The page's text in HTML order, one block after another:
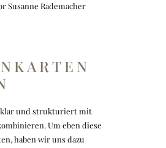
Susanne Rademacher
klar und strukturiert mit
Um eben diese
haben wir uns dazu